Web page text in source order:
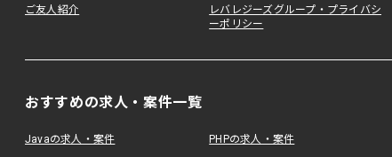
ご友人紹介
レバレジーズグループ・プライバシ
ーポリシー
おすすめの求人・案件一覧
Javaの求人・案件 PHPの求人・案件